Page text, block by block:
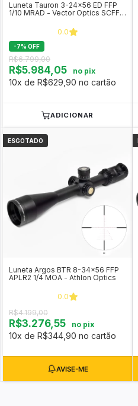
Luneta Tauron 3-24x56 ED FFP
1/10 MRAD - Vector Optics SCFF-
0.0
-7% OFF
R$6.799,00
R$5.984,05 no pix
10x de R$629,90 no cartão
ADICIONAR
ESGOTADO
Luneta Argos BTR 8-34x56 FFP
APLR2 1/4 MOA - Athlon Optics
0.0
R$4.199,00
R$3.276,55 no pix
10x de R$344,90 no cartão